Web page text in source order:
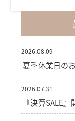
2026.08.09
夏季休業日の
2026.07.31
『決算SALE